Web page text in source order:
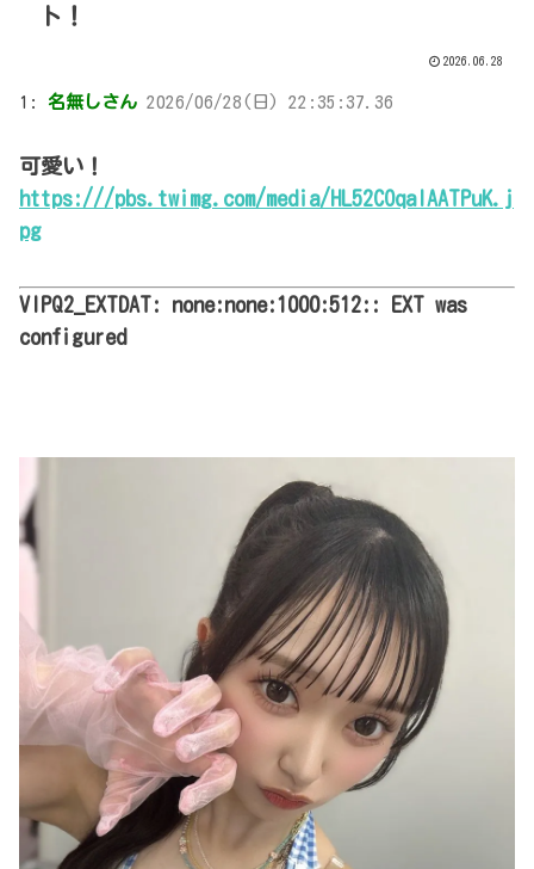
ト！
2026.06.28
1: 名無しさん 2026/06/28(日) 22:35:37.36
可愛い！
https:///pbs.twimg.com/media/HL52COqaIAATPuK.j
pg
VIPQ2_EXTDAT: none:none:1000:512:: EXT was
configured